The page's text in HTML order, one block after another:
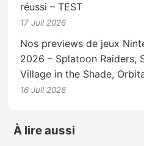
réussi – TEST
17 Juil 2026
Nos previews de jeux
2026 – Splatoon Raiders,
Village in the Shade,
16 Juil 2026
À lire aussi